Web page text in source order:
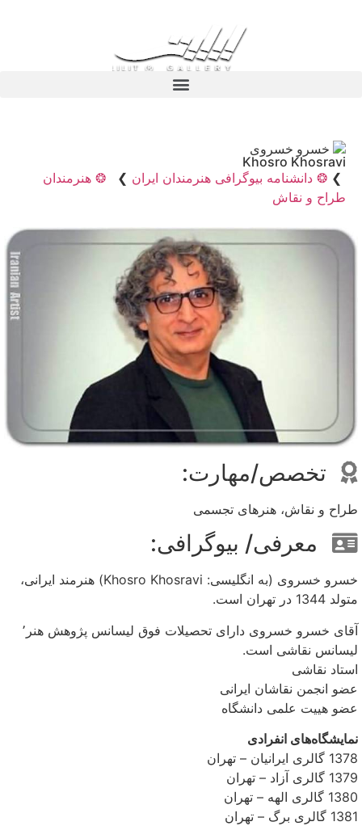
خسرو خسروی
Khosro Khosravi
❯ ❂ دانشنامه بیوگرافی هنرمندان ایران ❯
❂ هنرمندان
طراح و نقاش
تخصص/مهارت:
طراح و نقاش، هنرهای تجسمی
معرفی/ بیوگرافی:
خسرو خسروی (به انگلیسی: Khosro Khosravi) هنرمند ایرانی،
متولد 1344 در تهران است.
آقای خسرو خسروی دارای تحصیلات فوق لیسانس پژوهش هنر٬
لیسانس نقاشی است.
استاد نقاشی
عضو انجمن نقاشان ایرانی
عضو هییت علمی دانشگاه
نمایشگاه‌های انفرادی
1378 گالری ایرانیان – تهران
1379 گالری آزاد – تهران
1380 گالری الهه – تهران
1381 گالری برگ – تهران